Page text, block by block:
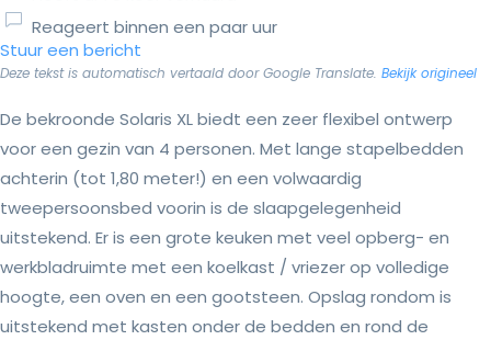
Reageert binnen een paar uur
Stuur een bericht
Deze tekst is automatisch vertaald door Google Translate. Bekijk origineel
De bekroonde Solaris XL biedt een zeer flexibel ontwerp
voor een gezin van 4 personen. Met lange stapelbedden
achterin (tot 1,80 meter!) en een volwaardig
tweepersoonsbed voorin is de slaapgelegenheid
uitstekend. Er is een grote keuken met veel opberg- en
werkbladruimte met een koelkast / vriezer op volledige
hoogte, een oven en een gootsteen. Opslag rondom is
uitstekend met kasten onder de bedden en rond de